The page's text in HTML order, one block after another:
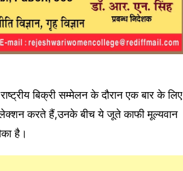
बिक्री सम्मेलन के दौरान एक बार के लिए
करते हैं,उनके बीच ये जूते काफी मूल्यवान
है।